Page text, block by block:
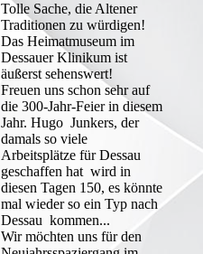
Tolle Sache, die Altener
Traditionen zu würdigen!
Das Heimatmuseum im
Dessauer Klinikum ist
äußerst sehenswert!
Freuen uns schon sehr auf
die 300-Jahr-Feier in diesem
Jahr. Hugo Junkers, der
damals so viele
Arbeitsplätze für Dessau
geschaffen hat wird in
diesen Tagen 150, es könnte
mal wieder so ein Typ nach
Dessau kommen...
Wir möchten uns für den